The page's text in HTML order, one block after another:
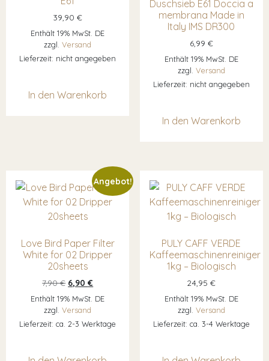
39,90 €
Enthält 19% MwSt. DE
zzgl.Versand
Lieferzeit: nicht angegeben
In den Warenkorb
Duschsieb E61 Doccia a
membrana Made in
Italy IMS DR300
6,99 €
Enthält 19% MwSt. DE
zzgl. Versand
Lieferzeit: nicht angegeben
In den Warenkorb
Angebot!
Love Bird Paper Filter
White for 02 Dripper
20sheets
7,90€ Ursprünglicher Preis war: 7,90 €
6,90€ Aktueller Preis ist: 6,90 €.
Enthält 19% MwSt. DE
zzgl.Versand
Lieferzeit: ca. 2-3 Werktage
PULY CAFF VERDE
Kaffeemaschinenreiniger
1kg – Biologisch
24,95€
Enthält 19% MwSt. DE
zzgl. Versand
Lieferzeit: ca. 3-4 Werktage